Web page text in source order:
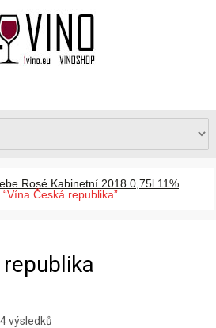
Rosé Kabinetní 2018 0,75l 11%
Česká republika”
výsledků